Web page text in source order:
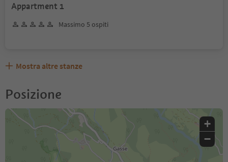
Appartment 1
Massimo 5 ospiti
Mostra altre stanze
Posizione
+
−